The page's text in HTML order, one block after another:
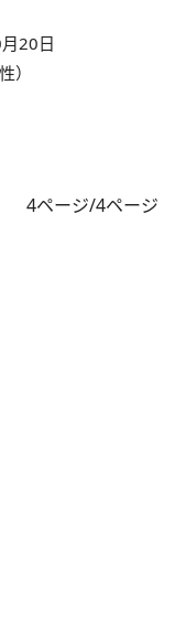
20日
）
4ページ/4ページ